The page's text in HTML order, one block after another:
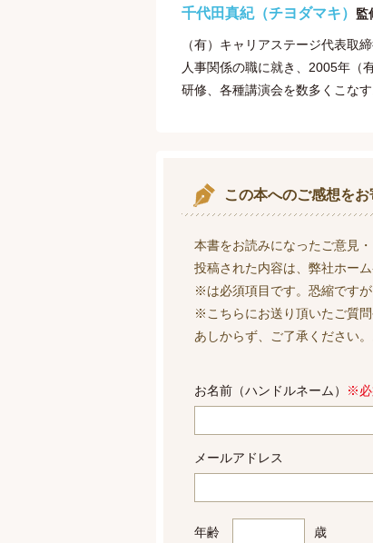
千代田真紀（チヨダマキ） 監
（有）キャリアステージ代表取
人事関係の職に就き、2005年（
研修、各種講演会を数多くこなす
この本へのご感想を
本書をお読みになったご意見
投稿された内容は、弊社ホー
※は必須項目です。恐縮ですが
※こちらにお送り頂いたご質
あしからず、ご了承ください。
お名前（ハンドルネーム） ※必
メールアドレス
年齢 歳